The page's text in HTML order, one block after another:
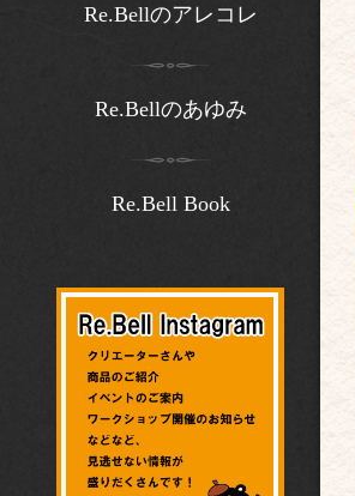
Re.Bellのアレコレ
Re.Bellのあゆみ
Re.Bell Book